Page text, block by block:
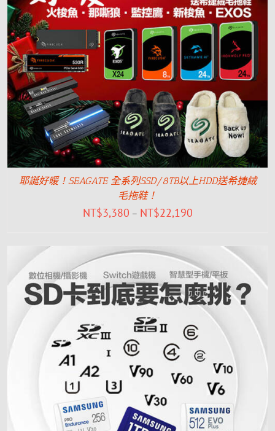
耶誕好暖！SEAGATE 全系列SSD/8TB以上HDD送希捷絨
毛拖鞋！
NT$3,380 – NT$22,190